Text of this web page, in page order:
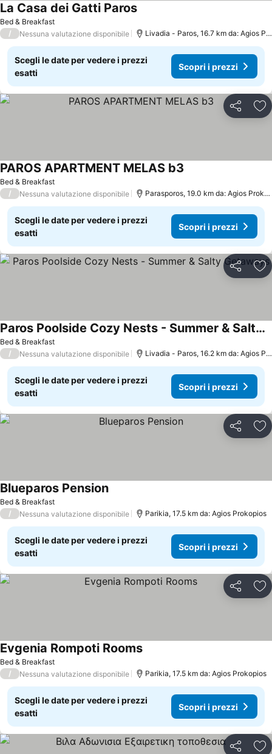
Bed & Breakfast
La Casa dei Gatti ParosScopri i prezzi
/ Nessuna valutazione disponibile Livadia - Paros, 16.7 km da: Agios
Scegli le date per vedere i prezzi
esatti
Scopri i prezzi
Condividi
Bed & Breakfast
PAROS APARTMENT MELAS b3
/ Nessuna valutazione disponibile Parasporos, 19.0 km da: Agios
Scegli le date per vedere i prezzi
esatti
Scopri i prezzi
Condividi
Bed & Breakfast
Paros Poolside Cozy Nests - Summer & Salty Getaways
Scopri i prezzi
/ Nessuna valutazione disponibile Livadia - Paros, 16.2 km da: Agios
Scegli le date per vedere i prezzi
esatti
Scopri i prezzi
Condividi
Bed & Breakfast
Blueparos PensionScopri i prezzi
/ Nessuna valutazione disponibile Parikia, 17.5 km da: Agios Prokopios
Scegli le date per vedere i prezzi
esatti
Scopri i prezzi
Condividi
Bed & Breakfast
Evgenia Rompoti RoomsScopri i prezzi
/ Nessuna valutazione disponibile Parikia, 17.5 km da: Agios Prokopios
Scegli le date per vedere i prezzi
esatti
Scopri i prezzi
Condividi